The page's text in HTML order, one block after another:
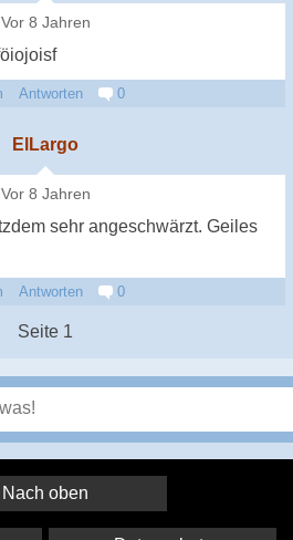
Vor 8 Jahren
Antworten 0
ElLargo
Vor 8 Jahren
sehr angeschwärzt. Geiles
Antworten 0
Seite 1
Nach oben